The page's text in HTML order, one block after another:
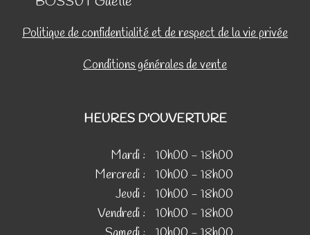
Politique de confidentialité et de respect de la vie privée
Conditions générales de vente
HEURES D'OUVERTURE
Mardi :
10h00 - 18h00
Mercredi :
10h00 - 18h00
Jeudi :
10h00 - 18h00
Vendredi :
10h00 - 18h00